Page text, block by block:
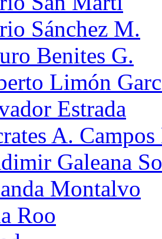
Sánchez M.
Benites G.
Limón
Estrada
A.
Galeana
Montalvo
Roo